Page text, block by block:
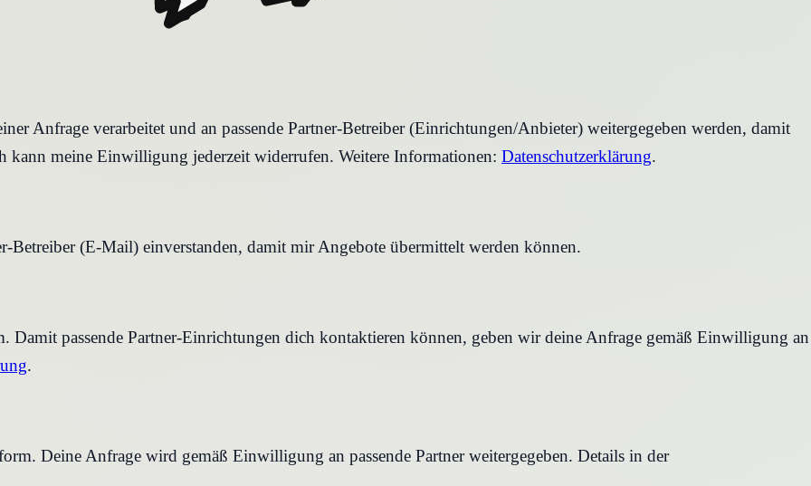
Anfrage verarbeitet und an passende Partner-Betreiber (Einrichtungen/Anbieter) weitergegeben werden, damit
kann meine Einwilligung jederzeit widerrufen. Weitere Informationen: Datenschutzerklärung.
Betreiber (E-Mail) einverstanden, damit mir Angebote übermittelt werden können.
passende Partner-Einrichtungen dich kontaktieren können, geben wir deine Anfrage gemäß Einwilligung an
.
Deine Anfrage wird gemäß Einwilligung an passende Partner weitergegeben. Details in der